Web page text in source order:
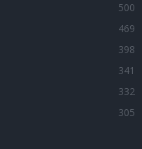
500
469
398
341
332
305